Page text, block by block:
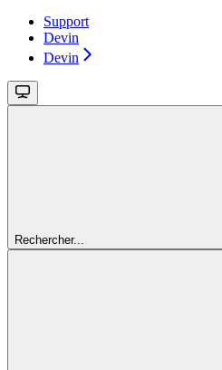
Support
Devin
Devin
Rechercher...